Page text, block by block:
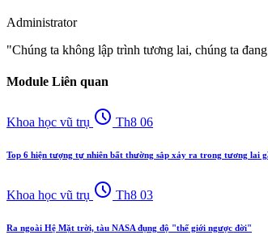
Administrator
"Chúng ta không lập trình tương lai, chúng ta
Module Liên quan
Khoa học vũ trụ schedule Th8 06
Top 6 hiện tượng tự nhiên bất thường sắp xảy ra trong tương lai
Khoa học vũ trụ schedule Th8 03
Ra ngoài Hệ Mặt trời, tàu NASA đụng độ "thế giới ngược đời"